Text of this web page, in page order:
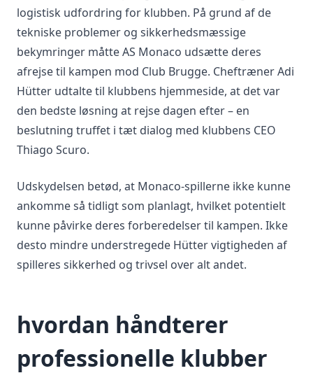
logistisk udfordring for klubben. På grund af de
tekniske problemer og sikkerhedsmæssige
bekymringer måtte AS Monaco udsætte deres
afrejse til kampen mod Club Brugge. Cheftræner Adi
Hütter udtalte til klubbens hjemmeside, at det var
den bedste løsning at rejse dagen efter – en
beslutning truffet i tæt dialog med klubbens CEO
Thiago Scuro.
Udskydelsen betød, at Monaco-spillerne ikke kunne
ankomme så tidligt som planlagt, hvilket potentielt
kunne påvirke deres forberedelser til kampen. Ikke
desto mindre understregede Hütter vigtigheden af
spilleres sikkerhed og trivsel over alt andet.
hvordan håndterer
professionelle klubber